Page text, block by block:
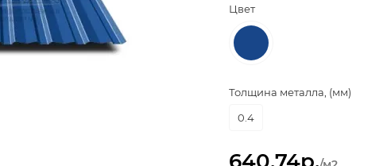
Цвет
Толщина металла, (мм)
0.4